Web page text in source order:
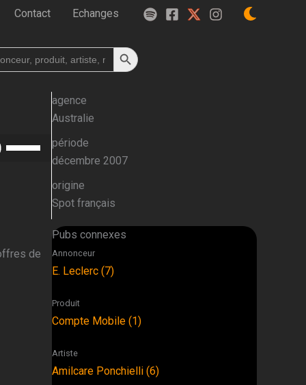
Contact Echanges
Search Button
augmenter
ou
agence
Australie
période
décembre 2007
origine
Spot français
de
Pubs connexes
Annonceur
E. Leclerc (7)
Produit
Compte Mobile (1)
Artiste
Amilcare Ponchielli (6)